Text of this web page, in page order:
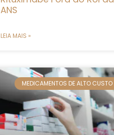
ANS
LEIA MAIS »
MEDICAMENTOS DE ALTO CUSTO